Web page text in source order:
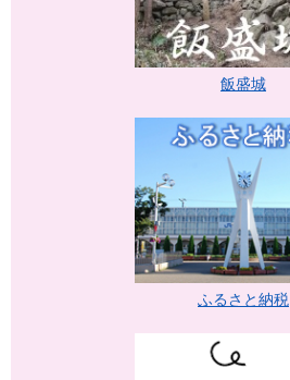
飯盛城
ふるさと納税